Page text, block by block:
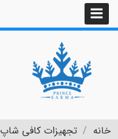
خانه تجهیزات کافی شاپ